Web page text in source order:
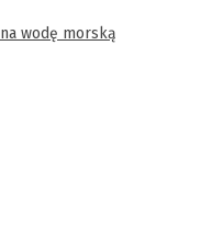
wodę morską